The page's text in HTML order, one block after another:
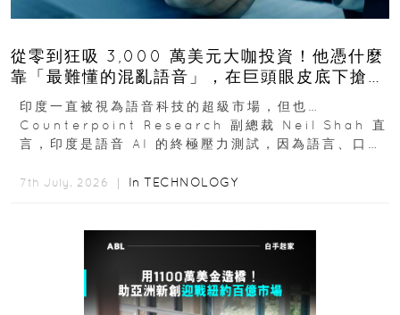
從零到狂吸 3,000 萬美元大咖投資！他憑什麼
靠「最難懂的混亂語音」，在巨頭眼皮底下搶下
十億人市場？
印度一直被視為語音科技的超級市場，但也…
Counterpoint Research 副總裁 Neil Shah 直
言，印度是語音 AI 的終極壓力測試，因為語言、口音
7th July, 2026 ｜ In TECHNOLOGY